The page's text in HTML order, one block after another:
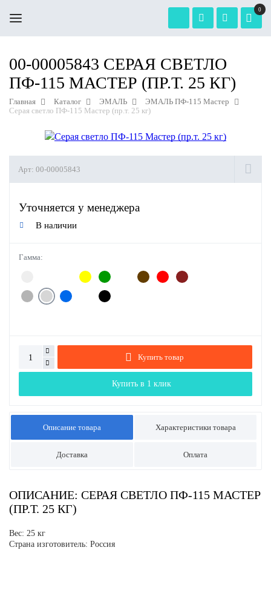
0
00-00005843 СЕРАЯ СВЕТЛО
ПФ-115 МАСТЕР (ПР.Т. 25 КГ)
Главная Каталог ЭМАЛЬ
ЭМАЛЬ ПФ-115 Мастер
Серая светло ПФ-115 Мастер (пр.т. 25 кг)
Арт: 00-00005843
Уточняется у менеджера
В наличии
Гамма:
Купить товар
Купить в 1 клик
Описание товара Характеристики товара
Доставка Оплата
ОПИСАНИЕ: СЕРАЯ СВЕТЛО ПФ-115 МАСТЕР
(ПР.Т. 25 КГ)
Вес: 25 кг
Страна изготовитель: Россия